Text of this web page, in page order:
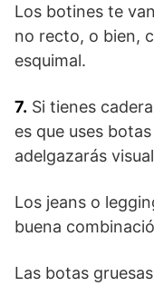
Los botines te
no recto, o bien,
esquimal.
7. Si tienes
es que uses
adelgazarás
Los jeans o
buena
Las botas